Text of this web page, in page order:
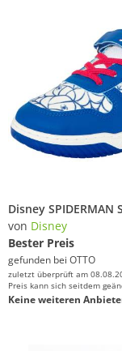
von Disney
Bester Preis
gefunden bei OTTO
zuletzt überprüft am
Preis kann sich seitdem
Keine weiteren